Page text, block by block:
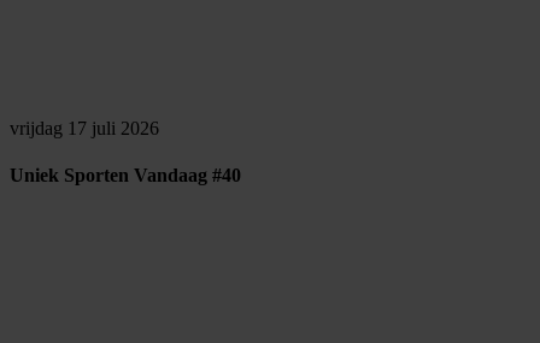
vrijdag 17 juli 2026
Uniek Sporten Vandaag #40